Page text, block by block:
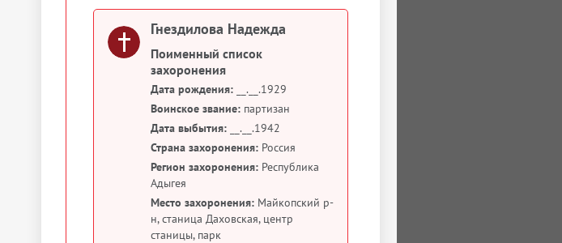
Гнездилова Надежда
Поименный список
захоронения
Дата рождения: __.__.1929
Воинское звание: партизан
Дата выбытия: __.__.1942
Страна захоронения: Россия
Регион захоронения: Республика
Адыгея
Место захоронения: Майкопский р-
н, станица Даховская, центр
станицы, парк